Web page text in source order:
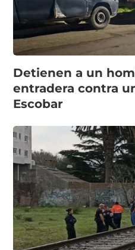
Detienen a un
entradera contra
Escobar